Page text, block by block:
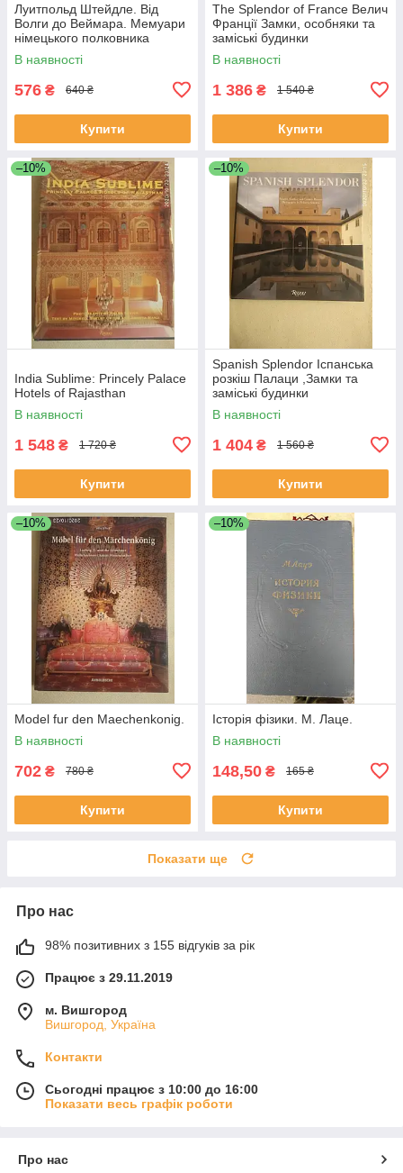
Луитпольд Штейдле. Від
Волги до Веймара. Мемуари
німецького полковника
командира полку 6-ї армії
Паулюса
В наявності
576 ₴ 640 ₴
Купити
The Splendor of France Велич
Франції Замки, особняки та
заміські будинки
В наявності
1 386 ₴ 1 540 ₴
Купити
–10%
India Sublime: Princely Palace
Hotels of Rajasthan
В наявності
1 548 ₴ 1 720 ₴
Купити
–10%
Spanish Splendor Іспанська
розкіш Палаци ,Замки та
заміські будинки
В наявності
1 404 ₴ 1 560 ₴
Купити
–10%
Model fur den Maechenkonig.
В наявності
702 ₴ 780 ₴
Купити
–10%
Історія фізики. М. Лаце.
В наявності
148,50 ₴ 165 ₴
Купити
Показати ще
Про нас
98% позитивних з 155 відгуків за рік
Працює з 29.11.2019
м. Вишгород
Вишгород, Україна
Контакти
Сьогодні працює з 10:00 до 16:00
Показати весь графік роботи
Про нас